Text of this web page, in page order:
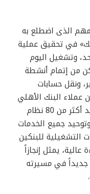
الذى اضطلع به
في تحقيق عملية
وتشغيل اليوم
من إتمام أنشطة
ونقل حسابات
ألف عميل من عملاء البنك الأهلي
المتحد الكويت سابقاً. كما جرى توحيد أكثر من 80 نظام
جميع الخدمات
التشغيلية للبنكين
يمثل إنجازاً
جديداً في مسيرته